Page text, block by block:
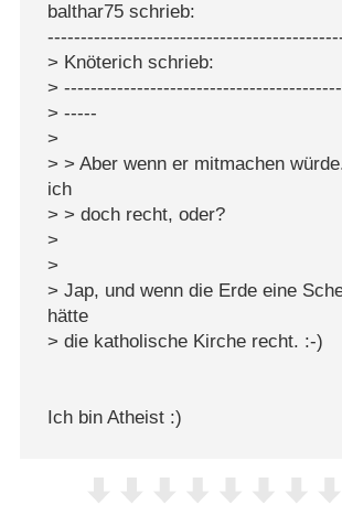
balthar75 schrieb:
> Knöterich schrieb:
>
> -----
>
> > Aber wenn er mitmachen
ich
> > doch recht, oder?
>
>
> Jap, und wenn die Erde eine
hätte
> die katholische Kirche recht. :-)
Ich bin Atheist :)